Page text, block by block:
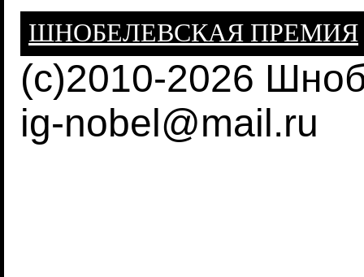
ШНОБЕЛЕВСКАЯ ПРЕМИЯ
(c)2010-2026
ig-nobel@mail.ru